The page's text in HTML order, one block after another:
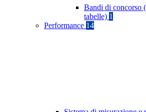
Bandi di concorso
tabelle) 1
Performance 14